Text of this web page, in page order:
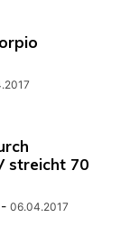
streicht 70
- 06.04.2017